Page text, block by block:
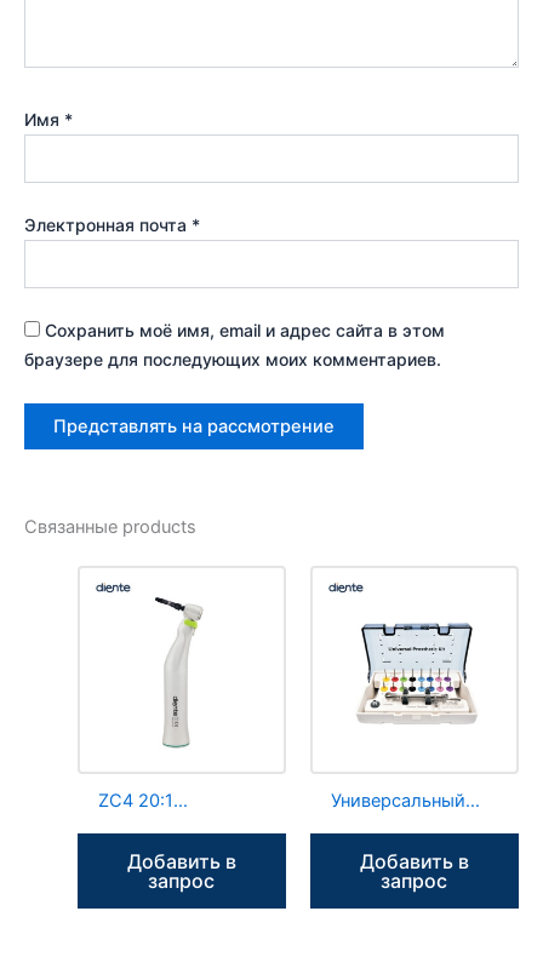
Имя *
Электронная почта *
Сохранить моё имя, email и адрес сайта в этом
браузере для последующих моих комментариев.
Связанные products
ZC4 20:1
угловой
наконечник
Светодиодный
Добавить в
запрос
Универсальный
NC2, инструменты
для зубных
имплантатов
Добавить в
запрос